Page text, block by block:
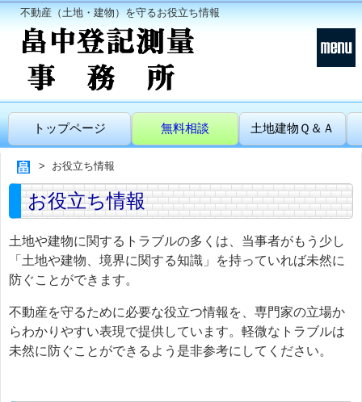
不動産（土地・建物）を守るお役立ち情報
トップページ 無料相談 土地建物Ｑ＆Ａ
お役立ち情報
お役立ち情報
土地や建物に関するトラブルの多くは、当事者がもう少し
「土地や建物、境界に関する知識」を持っていれば未然に
防ぐことができます。
不動産を守るために必要な役立つ情報を、専門家の立場か
らわかりやすい表現で提供しています。軽微なトラブルは
未然に防ぐことができるよう是非参考にしてください。